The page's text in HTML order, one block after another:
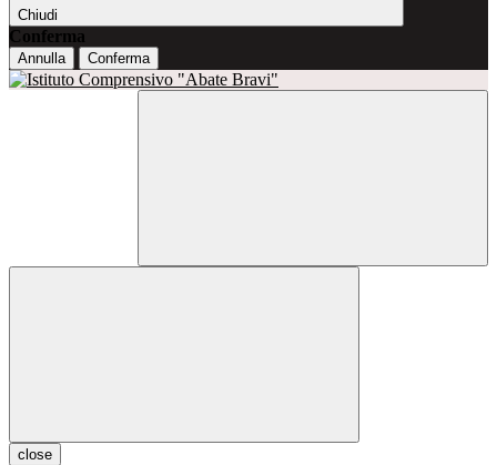
Chiudi
Conferma
Annulla Conferma
close